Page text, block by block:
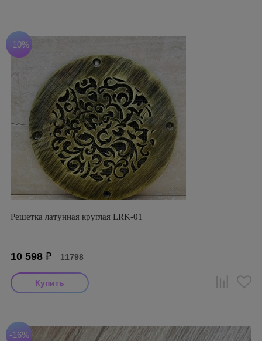
-10%
Решетка латунная круглая LRK-01
10 598 ₽ 11798
-16%